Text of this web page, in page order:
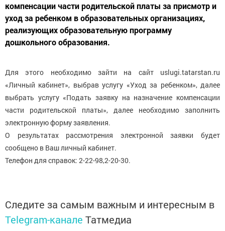
компенсации части родительской платы за присмотр и
уход за ребенком в образовательных организациях,
реализующих образовательную программу
дошкольного образования.
Для этого необходимо зайти на сайт uslugi.tatarstan.ru
«Личный кабинет», выбрав услугу «Уход за ребенком», далее
выбрать услугу «Подать заявку на назначение компенсации
части родительской платы», далее необходимо заполнить
электронную форму заявления.
О результатах рассмотрения электронной заявки будет
сообщено в Ваш личный кабинет.
Телефон для справок: 2-22-98,2-20-30.
Следите за самым важным и интересным в
Telegram-канале Татмедиа